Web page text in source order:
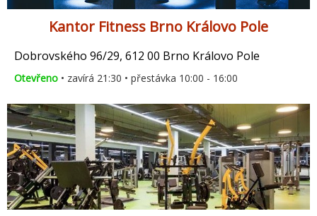
Kantor Fitness Brno Královo Pole
Dobrovského 96/29, 612 00 Brno Královo Pole
Otevřeno • zavírá 21:30 • přestávka 10:00 - 16:00